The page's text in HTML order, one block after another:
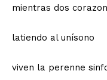
mientras dos
latiendo al unísono
viven la perenne